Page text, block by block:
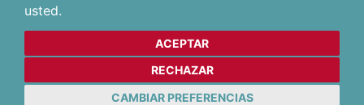
usted.
ACEPTAR
RECHAZAR
CAMBIAR PREFERENCIAS